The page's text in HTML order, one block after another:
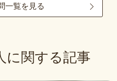
一覧を見る
に関する記事